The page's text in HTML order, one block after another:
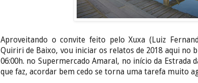
Aproveitando o convite feito pelo Xuxa (Luiz
Quiriri de Baixo, vou iniciar os relatos de 2018 aqui no
06:00h. no Supermercado Amaral, no início da Estrada
que faz, acordar bem cedo se torna uma tarefa muito